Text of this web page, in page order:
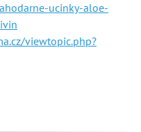
ucinky-aloe-
viewtopic.php?